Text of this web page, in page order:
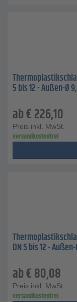
5 bis 12 - Außen-Ø
ab€226,10
Preis inkl. MwSt.
versandkostenfrei
DN 5 bis 12 -
ab€80,08
Preis inkl. MwSt.
versandkostenfrei